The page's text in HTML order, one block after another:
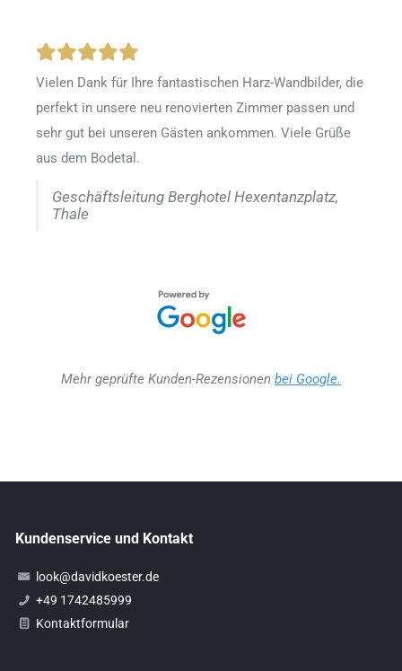
Vielen Dank für Ihre fantastischen Harz-Wandbilder, die
perfekt in unsere neu renovierten Zimmer passen und
sehr gut bei unseren Gästen ankommen. Viele Grüße
aus dem Bodetal.
Geschäftsleitung Berghotel Hexentanzplatz,
Thale
Mehr geprüfte Kunden-Rezensionen bei Google.
Kundenservice und Kontakt
look@davidkoester.de
+49 1742485999
Kontaktformular